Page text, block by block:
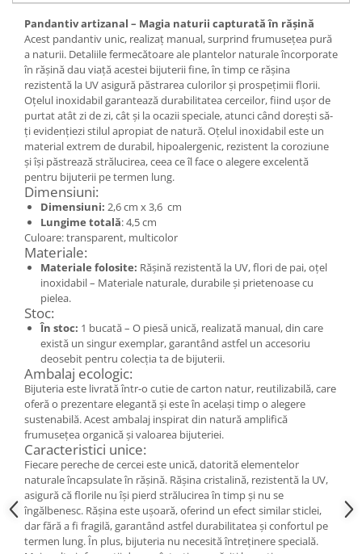
Brățară
Broșă
Mărgele / talisman
Accesorii păr
Bijuterii din Floarea de colț
Colier / Pandantiv
Cercei
Suport bijuterii
Bijuterii cu cristale naturale
Colier / Pandantiv
Cercei
Brățară
Set bijuterii
Bijuterii din lemn
Colier / Pandantiv
Cercei
Set bijuterii
Brățară
Bijuterii fără metal
Brățară
Bijuterii - Alte
Suport bijuterii
Semn de carte
Accesorii
Produse personalizate (mărturii)
Pandantiv artizanal – Magia naturii capturată în rășină
Acest pandantiv unic, realizaț manual, surprind frumusețea pură
a naturii. Detaliile fermecătoare ale plantelor naturale încorporate
în rășină dau viață acestei bijuterii fine, în timp ce rășina
rezistentă la UV asigură păstrarea culorilor și prospețimii florii.
Oțelul inoxidabil garantează durabilitatea cerceilor, fiind ușor de
purtat atât zi de zi, cât și la ocazii speciale, atunci când dorești să-
ți evidențiezi stilul apropiat de natură. Oțelul inoxidabil este un
material extrem de durabil, hipoalergenic, rezistent la coroziune
și își păstrează strălucirea, ceea ce îl face o alegere excelentă
pentru bijuterii pe termen lung.
Dimensiuni:
Dimensiuni: 2,6 cm x 3,6 cm
Lungime totală: 4,5 cm
Culoare: transparent, multicolor
Materiale:
Materiale folosite: Rășină rezistentă la UV, flori de pai, oțel
inoxidabil – Materiale naturale, durabile și prietenoase cu
pielea.
Stoc:
În stoc: 1 bucată – O piesă unică, realizată manual, din care
există un singur exemplar, garantând astfel un accesoriu
deosebit pentru colecția ta de bijuterii.
Ambalaj ecologic:
Bijuteria este livrată într-o cutie de carton natur, reutilizabilă, care
oferă o prezentare elegantă și este în același timp o alegere
sustenabilă. Acest ambalaj inspirat din natură amplifică
frumusețea organică și valoarea bijuteriei.
Caracteristici unice:
Fiecare pereche de cercei este unică, datorită elementelor
naturale încapsulate în rășină. Rășina cristalină, rezistentă la UV,
asigură că florile nu își pierd strălucirea în timp și nu se
îngălbenesc. Rășina este ușoară, oferind un efect similar sticlei,
dar fără a fi fragilă, garantând astfel durabilitatea și confortul pe
termen lung. În plus, bijuteria nu necesită întreținere specială.